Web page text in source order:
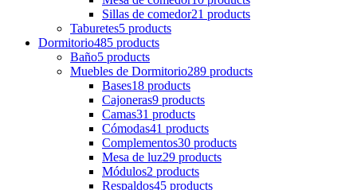
Sillas de comedor21 products
Taburetes5 products
Dormitorio485 products
Baño5 products
Muebles de Dormitorio289 products
Bases18 products
Cajoneras9 products
Camas31 products
Cómodas41 products
Complementos30 products
Mesa de luz29 products
Módulos2 products
Respaldos45 products